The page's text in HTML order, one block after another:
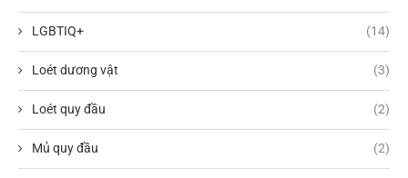
LGBTIQ+ (14)
Loét dương vật (3)
Loét quy đầu (2)
Mủ quy đầu (2)